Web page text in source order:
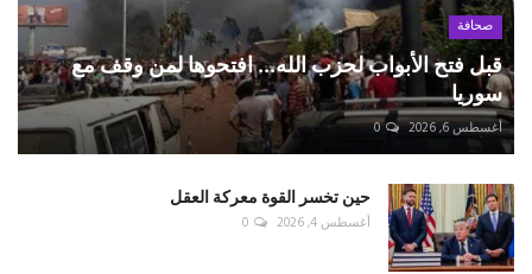
صحافة
قبل فتح الأبواب لحزب الله... افتحوها لمن وقف مع
سوريا
أغسطس 6, 2026 0
حين تخسر القوة معركة العقل
أغسطس 4, 2026 0